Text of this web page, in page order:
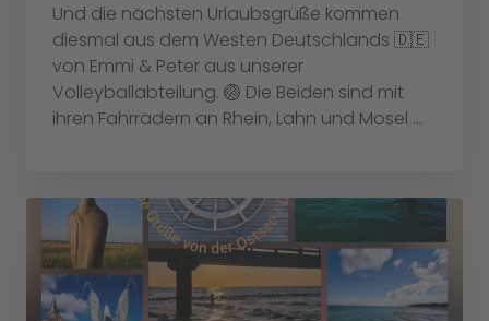
Und die nächsten Urlaubsgrüße kommen
diesmal aus dem Westen Deutschlands 🇩🇪
von Emmi & Peter aus unserer
Volleyballabteilung. 🏐 Die Beiden sind mit
ihren Fahrrädern an Rhein, Lahn und Mosel ...